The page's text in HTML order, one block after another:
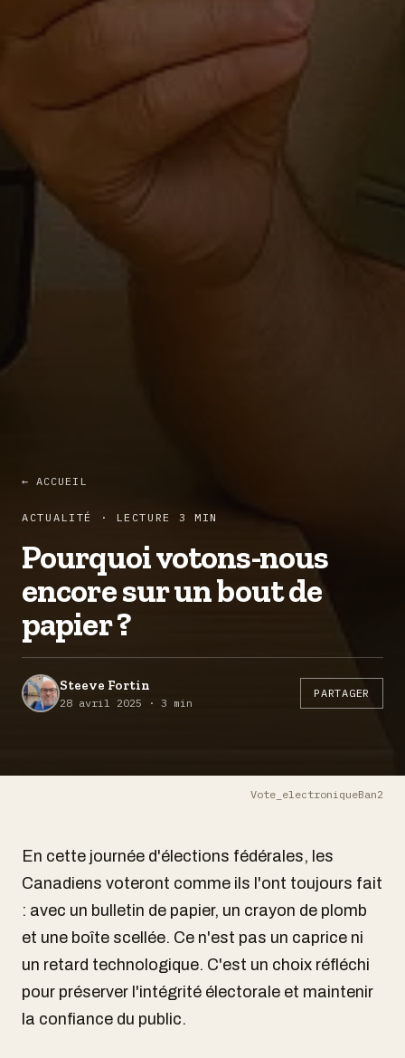
← ACCUEIL
ACTUALITÉ · LECTURE 3 MIN
Pourquoi votons-nous
encore sur un bout de
papier ?
Steeve Fortin
28 avril 2025 · 3 min
PARTAGER
Vote_electroniqueBan2
En cette journée d'élections fédérales, les
Canadiens voteront comme ils l'ont toujours fait
: avec un bulletin de papier, un crayon de plomb
et une boîte scellée. Ce n'est pas un caprice ni
un retard technologique. C'est un choix réfléchi
pour préserver l'intégrité électorale et maintenir
la confiance du public.